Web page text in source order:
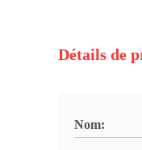
Détails de
Nom: